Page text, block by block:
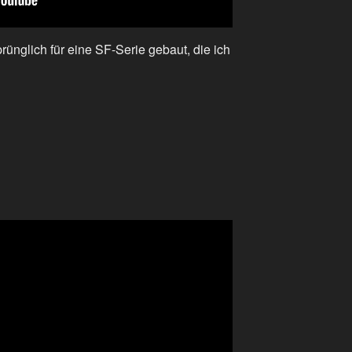
für eine SF-Serie gebaut, die ich